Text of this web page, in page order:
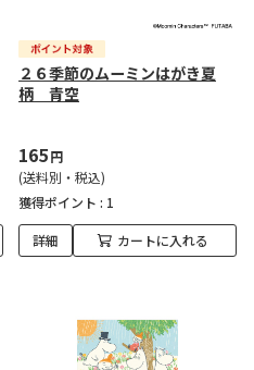
２６季節のムーミンはがき夏
柄 青空
165円
(送料別・税込)
獲得ポイント : 1
詳細 カートに入れる